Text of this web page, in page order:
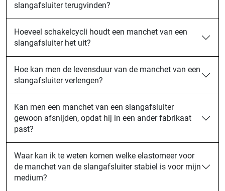
slangafsluiter terugvinden?
Hoeveel schakelcycli houdt een manchet van een
slangafsluiter het uit?
Hoe kan men de levensduur van de manchet van een
slangafsluiter verlengen?
Kan men een manchet van een slangafsluiter
gewoon afsnijden, opdat hij in een ander fabrikaat
past?
Waar kan ik te weten komen welke elastomeer voor
de manchet van de slangafsluiter stabiel is voor mijn
medium?